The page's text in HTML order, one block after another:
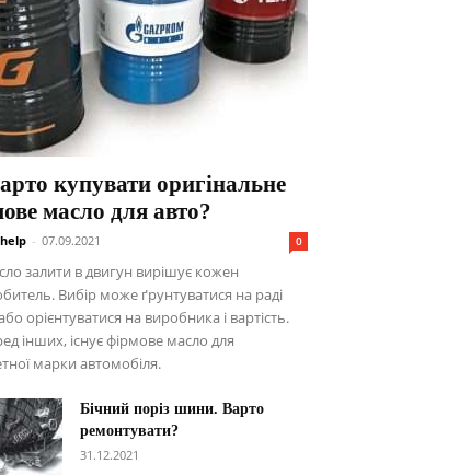
купувати оригінальне
масло для авто?
- 07.09.2021 0
залити в двигун вирішує кожен
Вибір може ґрунтуватися на раді
орієнтуватися на виробника і вартість.
інших, існує фірмове масло для
марки автомобіля.
Бічний поріз шини. Варто
ремонтувати?
31.12.2021